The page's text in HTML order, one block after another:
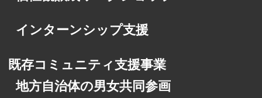
インターンシップ支援
既存コミュニティ支援事業
地方自治体の男女共同参画